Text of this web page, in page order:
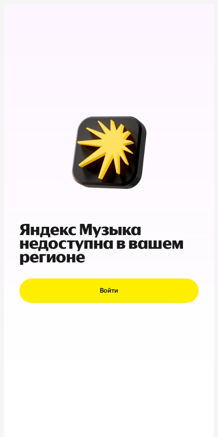
Яндекс Музыка
недоступна в вашем
регионе
Войти